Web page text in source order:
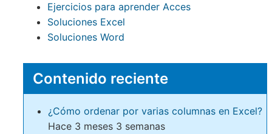
Ejercicios para aprender Acces
Soluciones Excel
Soluciones Word
Contenido reciente
¿Cómo ordenar por varias columnas en Excel?
Hace 3 meses 3 semanas